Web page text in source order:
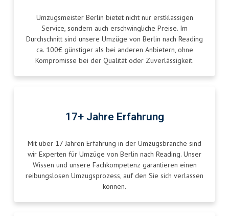
Umzugsmeister Berlin bietet nicht nur erstklassigen
Service, sondern auch erschwingliche Preise. Im
Durchschnitt sind unsere Umzüge von Berlin nach Reading
ca. 100€ günstiger als bei anderen Anbietern, ohne
Kompromisse bei der Qualität oder Zuverlässigkeit.
17+ Jahre Erfahrung
Mit über 17 Jahren Erfahrung in der Umzugsbranche sind
wir Experten für Umzüge von Berlin nach Reading. Unser
Wissen und unsere Fachkompetenz garantieren einen
reibungslosen Umzugsprozess, auf den Sie sich verlassen
können.